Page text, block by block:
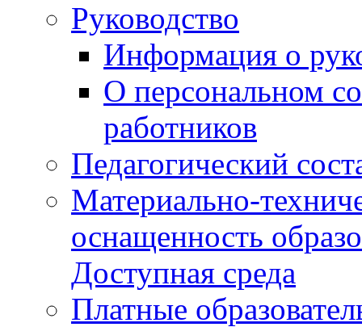
Руководство
Информация о
О персональном
работников
Педагогический
Материально-
оснащенность
Доступная среда
Платные